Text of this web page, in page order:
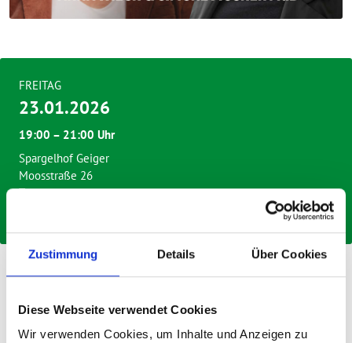
Zustimmung Details Über Cookies
Diese Webseite verwendet Cookies
Wir verwenden Cookies, um Inhalte und Anzeigen zu
Grußwort von Landtagskandidatin sowie u.a. OSK-
Aufsichtsrätin Anna Wiech
FREITAG
23.01.2026
19:00 – 21:00 Uhr
Spargelhof Geiger
Moosstraße 26
Tettnang